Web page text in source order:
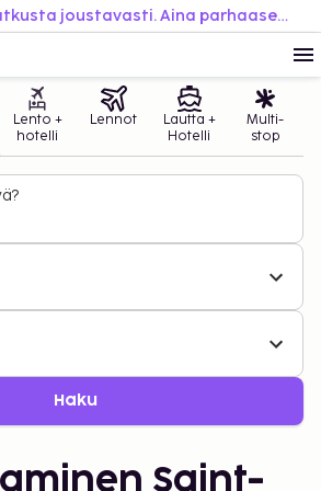
Varaa helposti. Matkusta joustavasti. Aina parhaaseen hintaan.
Lento +
hotelli
Lennot
Lautta +
Hotelli
Multi-
stop
Haku
Saint-